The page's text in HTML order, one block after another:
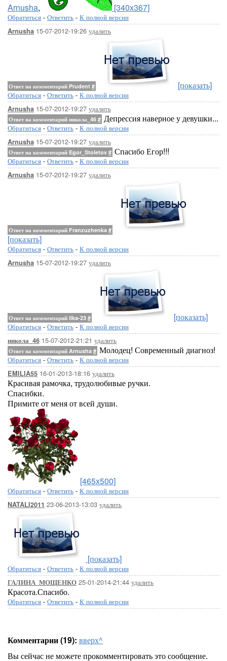
Arnusha, [340x367]
Обратиться - Ответить - К полной версии
Arnusha 15-07-2012-19:26 удалить
Ответ на комментарий Prudent # [показать]
Обратиться - Ответить - К полной версии
Arnusha 15-07-2012-19:27 удалить
Ответ на комментарий никола_46 # Депрессия наверное у девушки...
Обратиться - Ответить - К полной версии
Arnusha 15-07-2012-19:27 удалить
Ответ на комментарий Egor_Stoletov # Спасибо Егор!!!
Обратиться - Ответить - К полной версии
Arnusha 15-07-2012-19:27 удалить
Ответ на комментарий Franzuzhenka #
[показать]
Обратиться - Ответить - К полной версии
Arnusha 15-07-2012-19:27 удалить
Ответ на комментарий ilka-23 # [показать]
Обратиться - Ответить - К полной версии
никола_46 15-07-2012-21:21 удалить
Ответ на комментарий Arnusha # Молодец! Современный диагноз!
Обратиться - Ответить - К полной версии
EMILIA55 16-01-2013-18:16 удалить
Красивая рамочка, трудолюбивые ручки.
Спасибки.
Примите от меня от всей души.
[465x500]
Обратиться - Ответить - К полной версии
NATALI2011 23-06-2013-13:03 удалить
[показать]
Обратиться - Ответить - К полной версии
ГАЛИНА_МОЩЕНКО 25-01-2014-21:44 удалить
Красота.Спасибо.
Обратиться - Ответить - К полной версии
Комментарии (19): вверх^
Вы сейчас не можете прокомментировать это сообщение.